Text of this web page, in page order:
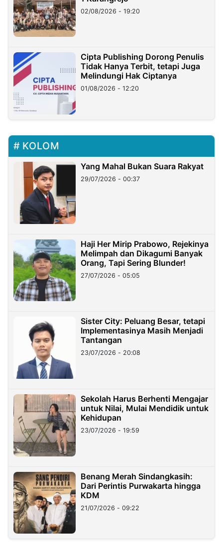
02/08/2026 - 19:20
Cipta Publishing Dorong Penulis
Tidak Hanya Terbit, tetapi Juga
Melindungi Hak Ciptanya
01/08/2026 - 12:20
KOLOM
Yang Mahal Bukan Suara Rakyat
29/07/2026 - 00:37
Haji Her Mirip Prabowo, Rejekinya
Melimpah dan Dikagumi Banyak
Orang, Tapi Sering Blunder!
27/07/2026 - 05:05
Sister City: Peluang Besar, tetapi
Implementasinya Masih Menjadi
Tantangan
23/07/2026 - 20:08
Sekolah Harus Berhenti Mengajar
untuk Nilai, Mulai Mendidik untuk
Kehidupan
23/07/2026 - 19:59
Benang Merah Sindangkasih:
Dari Perintis Purwakarta hingga
KDM
21/07/2026 - 09:22